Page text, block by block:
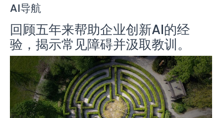
r
e
o
o
k
r a
m
A
p
p
n
g
e
r
AI导航
回顾五年来帮助企业创新AI的经
验，揭示常见障碍并汲取教训。